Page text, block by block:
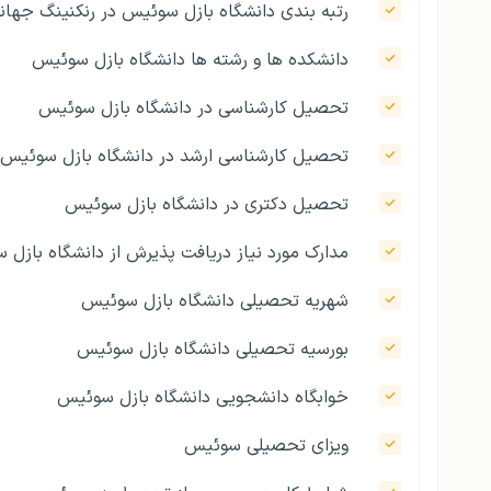
رتبه بندی دانشگاه بازل سوئیس در رنکنینگ
دانشکده ها و رشته ها دانشگاه بازل سوئیس
تحصیل کارشناسی در دانشگاه بازل سوئیس
تحصیل کارشناسی ارشد در دانشگاه بازل سوئیس
تحصیل دکتری در دانشگاه بازل سوئیس
مدارک مورد نیاز دریافت پذیرش از دانشگاه
شهریه تحصیلی دانشگاه بازل سوئیس
بورسیه تحصیلی دانشگاه بازل سوئیس
خوابگاه دانشجویی دانشگاه بازل سوئیس
ویزای تحصیلی سوئیس